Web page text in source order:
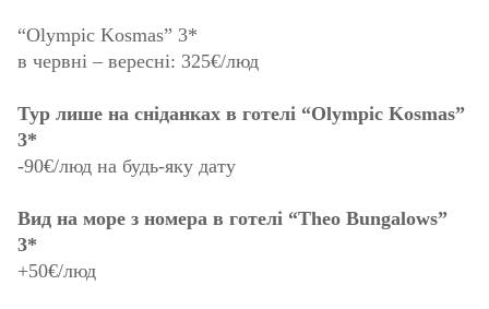
“Olympic Kosmas” 3*
в червні – вересні: 325€/люд
Тур лише на сніданках в готелі “Olympic Kosmas”
3*
-90€/люд на будь-яку дату
Вид на море з номера в готелі “Theo Bungalows”
3*
+50€/люд